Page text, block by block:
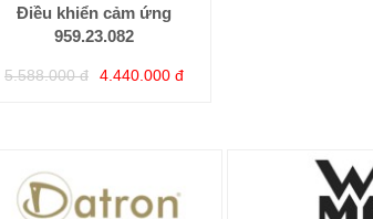
Điều khiển cảm ứng
959.23.082
5.588.000 đ 4.440.000 đ